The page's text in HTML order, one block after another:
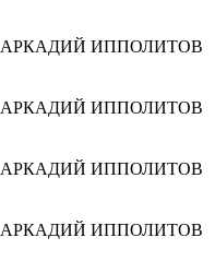
АРКАДИЙ ИППОЛИТОВ
АРКАДИЙ ИППОЛИТОВ
АРКАДИЙ ИППОЛИТОВ
АРКАДИЙ ИППОЛИТОВ